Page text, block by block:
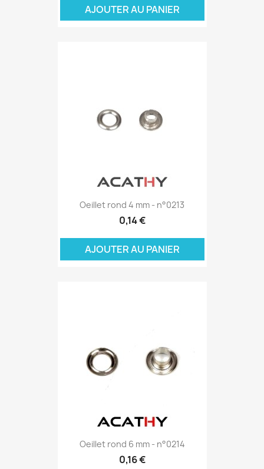
AJOUTER AU PANIER
Oeillet rond 4 mm - n°0213
0,14 €
AJOUTER AU PANIER
Oeillet rond 6 mm - n°0214
0,16 €